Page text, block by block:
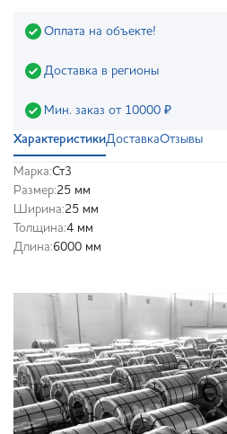
Оплата на объекте!
Доставка в регионы
Мин. заказ от 10000 ₽
ХарактеристикиДоставкаОтзывы
Марка:Ст3
Размер:25 мм
Ширина:25 мм
Толщина:4 мм
Длина:6000 мм